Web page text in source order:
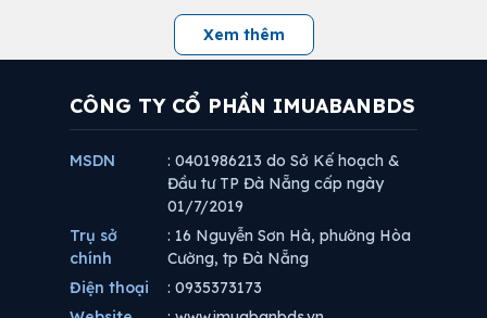
Xem thêm
CÔNG TY CỔ PHẦN IMUABANBDS
MSDN
: 0401986213 do Sở Kế hoạch &
Đầu tư TP Đà Nẵng cấp ngày
01/7/2019
Trụ sở
chính
: 16 Nguyễn Sơn Hà, phường Hòa
Cường, tp Đà Nẵng
Điện thoại
: 0935373173